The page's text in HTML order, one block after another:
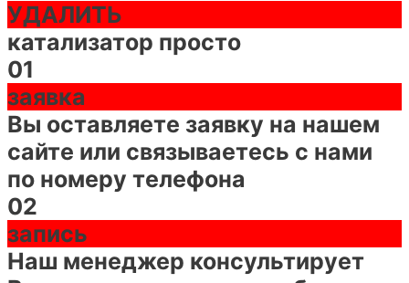
УДАЛИТЬ
катализатор просто
01
заявка
Вы оставляете заявку на нашем
сайте или связываетесь с нами
по номеру телефона
02
запись
Наш менеджер консультирует